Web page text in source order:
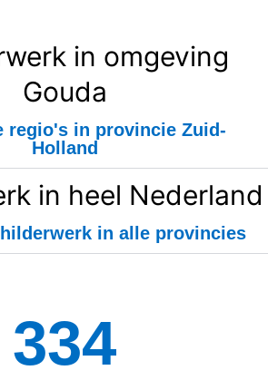
in omgeving
Gouda
regio's in provincie Zuid-
Holland
in heel Nederland
in alle provincies
334